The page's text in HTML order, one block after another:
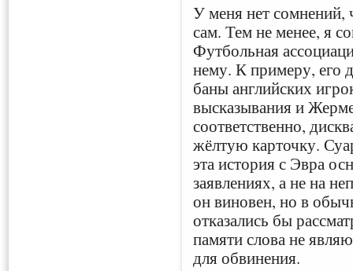
У меня нет сомнений,
сам. Тем не менее, я
Футбольная
нему. К примеру, его
баны английских
высказывания и
соответственно,
жёлтую карточку.
эта история с Эвра
заявлениях, а не на
он виновен, но в
отказались бы
памяти слова не
для обвинения.